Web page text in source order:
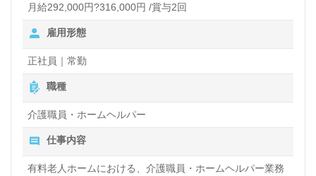
月給292,000円?316,000円 /賞与2回
雇用形態
正社員｜常勤
職種
介護職員・ホームヘルパー
仕事内容
有料老人ホームにおける、介護職員・ホームヘルパー業務